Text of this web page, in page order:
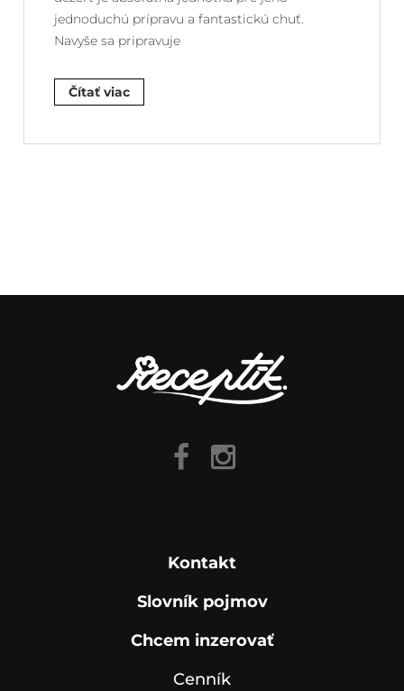
jednoduchú prípravu a fantastickú chuť.
Navyše sa pripravuje
Čítať viac
Kontakt
Slovník pojmov
Chcem inzerovať
Cenník